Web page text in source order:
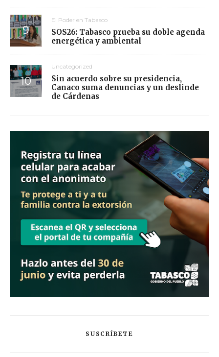
El Poder en Tabasco
SOS26: Tabasco prueba su doble agenda
energética y ambiental
Uncategorized
Sin acuerdo sobre su presidencia,
Canaco suma denuncias y un deslinde
de Cárdenas
SUSCRÍBETE